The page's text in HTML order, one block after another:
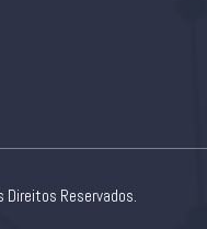
Reservados.